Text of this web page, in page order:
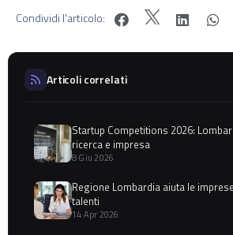
Condividi l'articolo:
Articoli correlati
Startup Competitions 2026:
ricerca e impresa
8 Giu 2026
Regione Lombardia aiuta le
talenti
14 Apr 2026